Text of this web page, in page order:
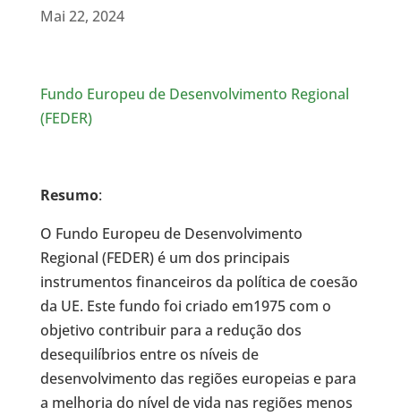
Mai 22, 2024
Fundo Europeu de Desenvolvimento Regional
(FEDER)
Resumo:
O Fundo Europeu de Desenvolvimento
Regional (FEDER) é um dos principais
instrumentos financeiros da política de coesão
da UE. Este fundo foi criado em1975 com o
objetivo contribuir para a redução dos
desequilíbrios entre os níveis de
desenvolvimento das regiões europeias e para
a melhoria do nível de vida nas regiões menos